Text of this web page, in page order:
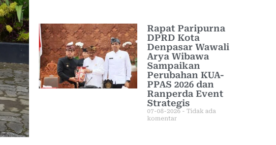
Rapat Paripurna
DPRD Kota
Denpasar Wawali
Arya Wibawa
Sampaikan
Perubahan KUA-
PPAS 2026 dan
Ranperda Event
Strategis
07-08-2026
Tidak ada
komentar